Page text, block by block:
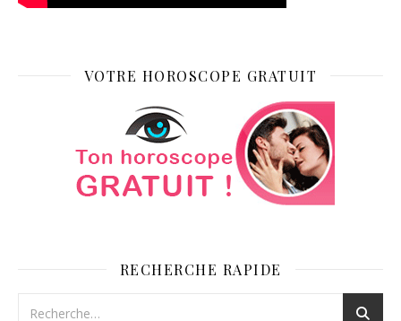
VOTRE HOROSCOPE GRATUIT
RECHERCHE RAPIDE